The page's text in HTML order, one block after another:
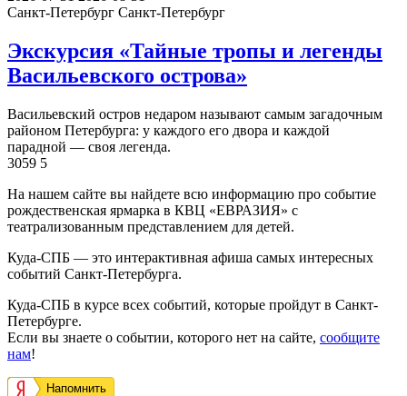
Санкт-Петербург Санкт-Петербург
Экскурсия «Тайные тропы и легенды
Васильевского острова»
Васильевский остров недаром называют самым загадочным
районом Петербурга: у каждого его двора и каждой
парадной — своя легенда.
3059 5
На нашем сайте вы найдете всю информацию про событие
рождественская ярмарка в КВЦ «ЕВРАЗИЯ» с
театрализованным представлением для детей.
Куда-СПБ — это интерактивная афиша самых интересных
событий Санкт-Петербурга.
Куда-СПБ в курсе всех событий, которые пройдут в Санкт-
Петербурге.
Если вы знаете о событии, которого нет на сайте, сообщите
нам!
Напомнить